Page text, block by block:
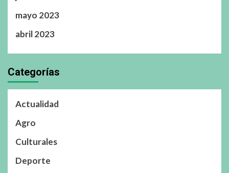
mayo 2023
abril 2023
Categorías
Actualidad
Agro
Culturales
Deporte